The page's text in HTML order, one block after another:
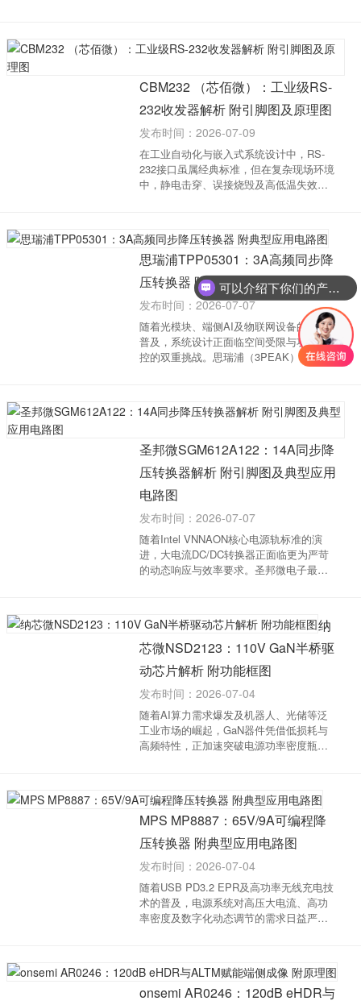
从48V标称输入到低压轨的直接降压，大幅
简化了系统...
CBM232 （芯佰微）：工业级RS-
232收发器解析 附引脚图及原理图
发布时间：2026-07-09
在工业自动化与嵌入式系统设计中，RS-
232接口虽属经典标准，但在复杂现场环境
中，静电击穿、误接烧毁及高低温失效等
器，以单电源架构、硬核防护及Pin-to-Pin
兼容性，为国产替...
思瑞浦TPP05301：3A高频同步降
压转换器 附典型应用电路图
发布时间：2026-07-07
随着光模块、端侧AI及物联网设备的快速
普及，系统设计正面临空间受限与功耗管
控的双重挑战。思瑞浦（3PEAK）推出的
新一代同步降压转换器TPP05301，凭借高
SerDes等核心器件提供高可靠供电方案。
核心参数与特性高...
圣邦微SGM612A122：14A同步降
压转换器解析 附引脚图及典型应用
电路图
发布时间：2026-07-07
随着Intel VNNAON核心电源轨标准的演
进，大电流DC/DC转换器正面临更为严苛
的动态响应与效率要求。圣邦微电子最新
输出能力，为笔记本电脑、工业计算机等
高功率密度应用...
纳
芯微NSD2123：110V GaN半桥驱
动芯片解析 附功能框图
发布时间：2026-07-04
随着AI算力需求爆发及机器人、光储等泛
工业市场的崛起，GaN器件凭借低损耗与
高频特性，正加速突破电源功率密度瓶
110V半桥GaN驱动芯片NSD2123，专为增
强型E-mode GaN HEM...
MPS MP8887：65V/9A可编程降
压转换器 附典型应用电路图
发布时间：2026-07-04
随着USB PD3.2 EPR及高功率无线充电技
术的普及，电源系统对高压大电流、高功
率密度及数字化动态调节的需求日益严
数字控制特性，为新一代大功率应用提供
了高集成度的电源...
onsemi AR0246：120dB eHDR与
可以介绍下你们的产品么